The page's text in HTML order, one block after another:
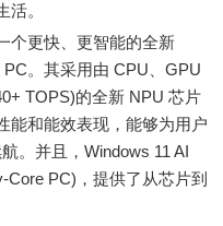
。
更快、更智能的全新
。其采用由 CPU、GPU
TOPS)的全新 NPU 芯片
能和能效表现，能够为用户
。并且，Windows 11 AI
PC)，提供了从芯片到